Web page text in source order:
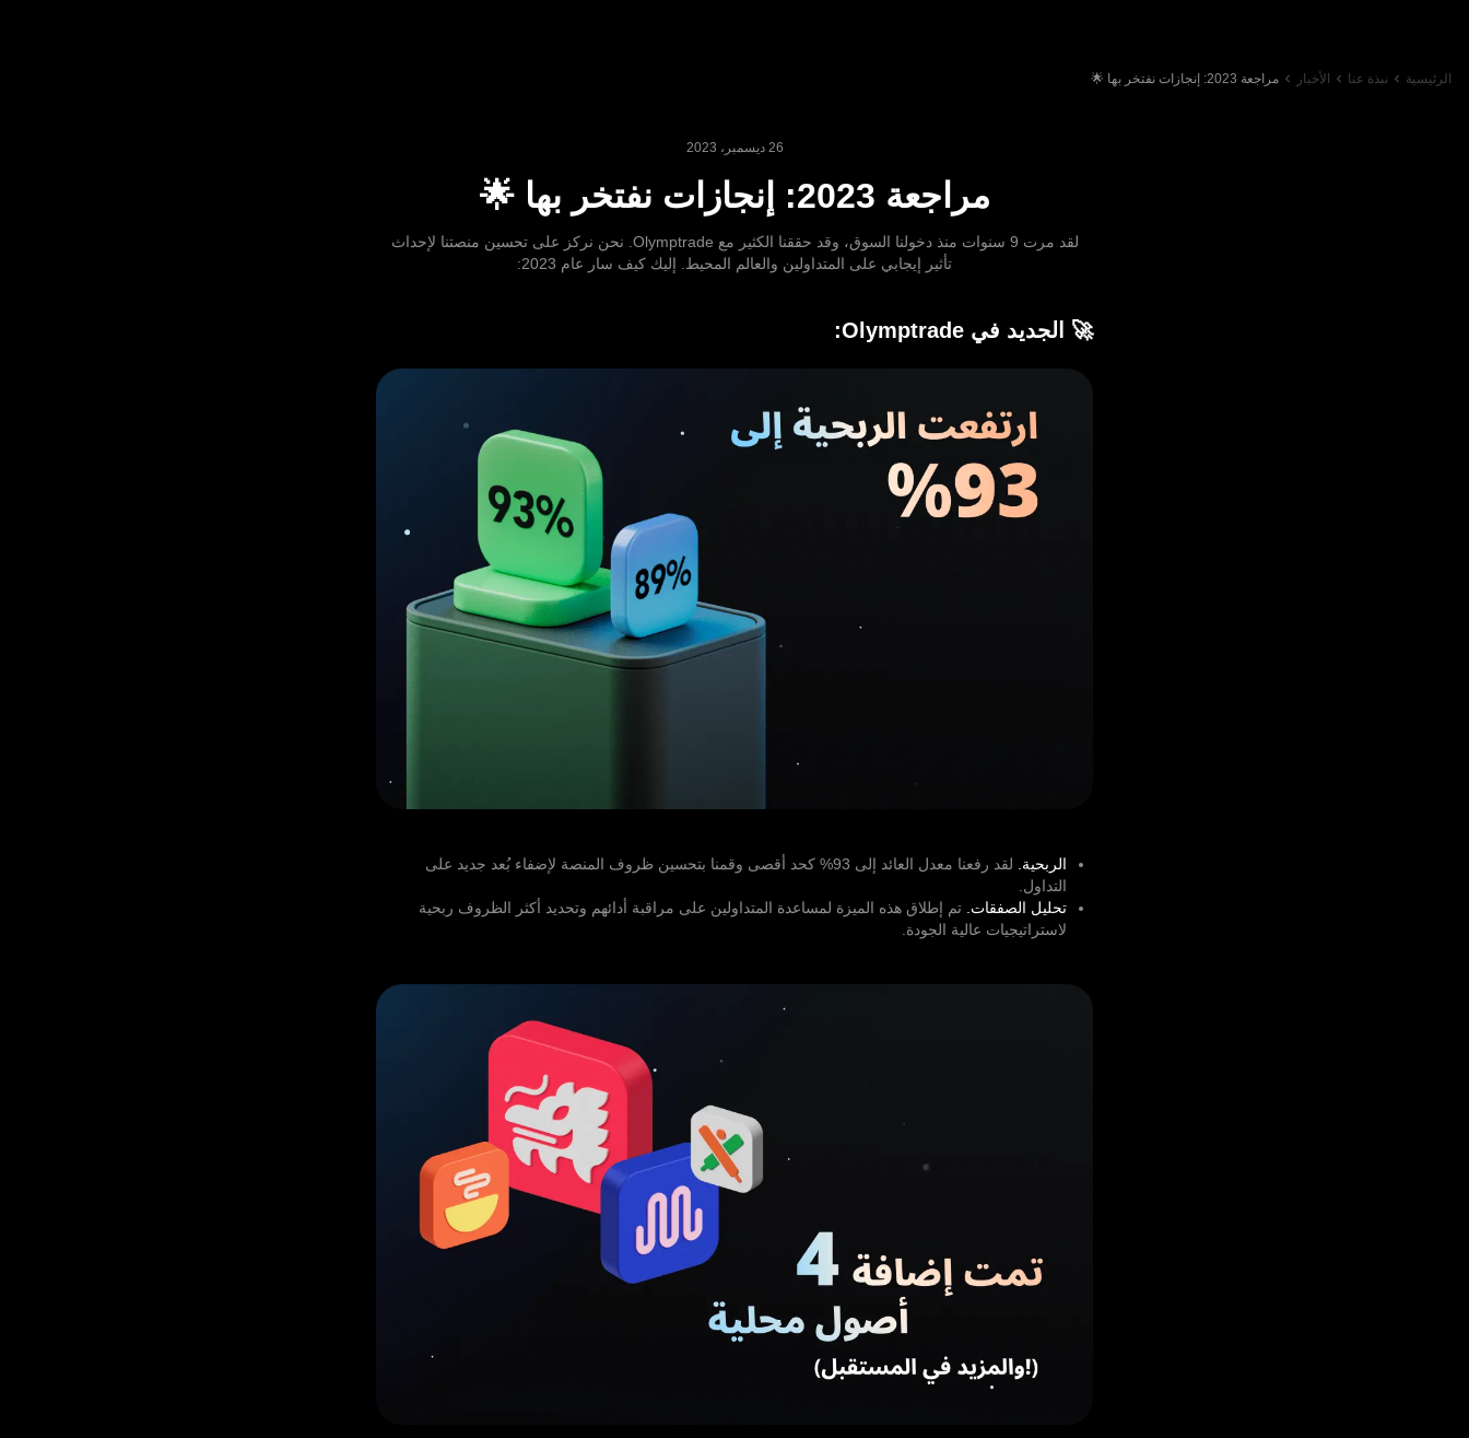
الرئيسية نبذة عنا الأخبار مراجعة 2023: إنجازات نفتخر بها 🌟
26 ديسمبر، 2023
مراجعة 2023: إنجازات نفتخر بها 🌟
لقد مرت 9 سنوات منذ دخولنا السوق، وقد حققنا الكثير مع Olymptrade. نحن نركز على تحسين منصتنا لإحداث
تأثير إيجابي على المتداولين والعالم المحيط. إليك كيف سار عام 2023:
🚀 الجديد في Olymptrade:
الربحية.
لقد رفعنا معدل العائد إلى 93% كحد أقصى وقمنا بتحسين ظروف المنصة لإضفاء بُعد جديد على
التداول.
تحليل الصفقات. تم إطلاق هذه الميزة لمساعدة المتداولين على مراقبة أدائهم وتحديد أكثر الظروف ربحية
لاستراتيجيات عالية الجودة.